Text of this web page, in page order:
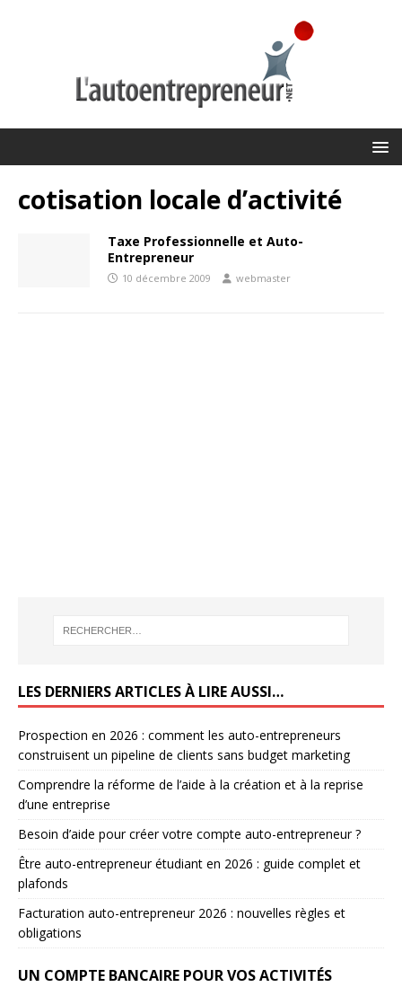
cotisation locale d’activité
Taxe Professionnelle et Auto-
Entrepreneur
10 décembre 2009 webmaster
LES DERNIERS ARTICLES À LIRE AUSSI…
Prospection en 2026 : comment les auto-entrepreneurs
construisent un pipeline de clients sans budget marketing
Comprendre la réforme de l’aide à la création et à la reprise
d’une entreprise
Besoin d’aide pour créer votre compte auto-entrepreneur ?
Être auto-entrepreneur étudiant en 2026 : guide complet et
plafonds
Facturation auto-entrepreneur 2026 : nouvelles règles et
obligations
UN COMPTE BANCAIRE POUR VOS ACTIVITÉS